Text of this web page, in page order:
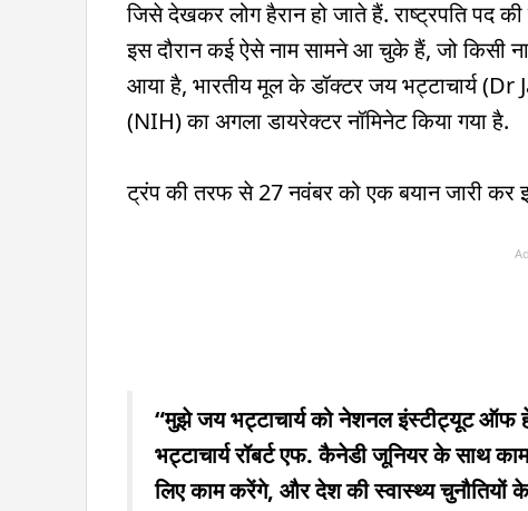
जिसे देखकर लोग हैरान हो जाते हैं. राष्ट्रपति पद
इस दौरान कई ऐसे नाम सामने आ चुके हैं, जो किसी
आया है, भारतीय मूल के डॉक्टर जय भट्टाचार्य (Dr
(NIH) का अगला डायरेक्टर नॉमिनेट किया गया है.
ट्रंप की तरफ से 27 नवंबर को एक बयान जारी कर
“मुझे जय भट्टाचार्य को नेशनल इंस्टीट्यूट ऑफ
भट्टाचार्य रॉबर्ट एफ. कैनेडी जूनियर के साथ
लिए काम करेंगे, और देश की स्वास्थ्य चुनौतियों